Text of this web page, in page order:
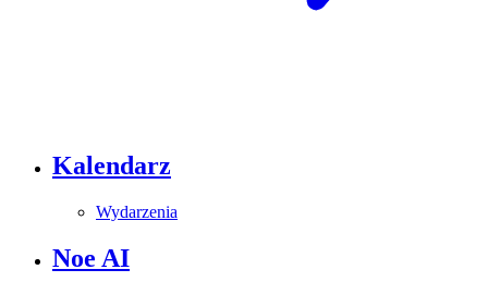
Kalendarz
Wydarzenia
Noe AI